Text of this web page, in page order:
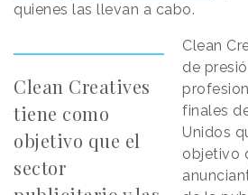
quienes las llevan a cabo.
Clean Creatives
tiene como
objetivo que el
sector
Clean
de
finales
Unidos
objetivo